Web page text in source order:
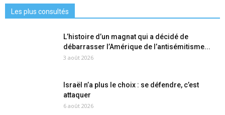
Les plus consultés
L’histoire d’un magnat qui a décidé de
débarrasser l’Amérique de l’antisémitisme...
3 août 2026
Israël n’a plus le choix : se défendre, c’est
attaquer
6 août 2026